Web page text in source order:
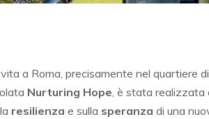
a Roma, precisamente nel quartiere
Nurturing Hope, è stata realizzata
resilienza e sulla speranza di una